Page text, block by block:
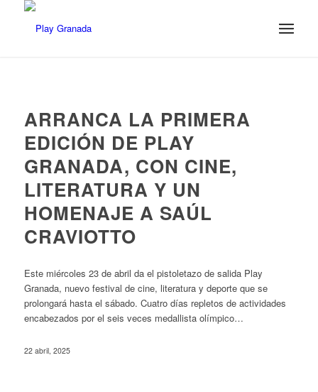
ARRANCA LA PRIMERA
EDICIÓN DE PLAY
GRANADA, CON CINE,
LITERATURA Y UN
HOMENAJE A SAÚL
CRAVIOTTO
Este miércoles 23 de abril da el pistoletazo de salida Play
Granada, nuevo festival de cine, literatura y deporte que se
prolongará hasta el sábado. Cuatro días repletos de actividades
encabezados por el seis veces medallista olímpico…
22 abril, 2025